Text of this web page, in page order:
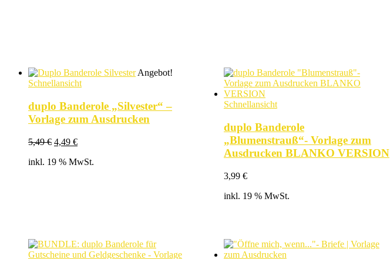
Angebot!
Schnellansicht
duplo Banderole „Silvester“ –
Vorlage zum Ausdrucken
5,49€ Ursprünglicher
war:
4,49 €Aktueller
ist:
inkl. 19 % MwSt.
Schnellansicht
duplo Banderole
„Blumenstrauß“- Vorlage zum
Ausdrucken BLANKO VERSION
3,99 €
inkl. 19 % MwSt.